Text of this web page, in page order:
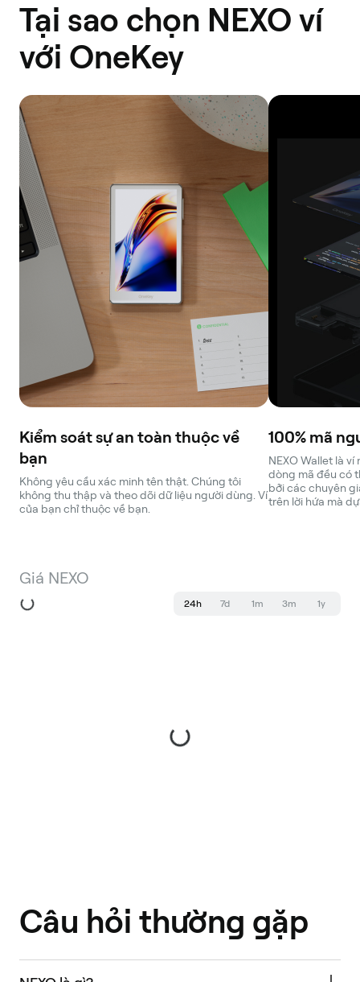
Tại sao chọn NEXO ví
với OneKey
Kiểm soát sự an toàn thuộc về
bạn
Không yêu cầu xác minh tên thật. Chúng tôi
không thu thập và theo dõi dữ liệu người dùng. Ví
của bạn chỉ thuộc về bạn.
100% mã
NEXO Wallet là
dòng mã đều có
bởi các chuyên
trên lời hứa mà
Giá NEXO
24h 7d 1m 3m 1y
Câu hỏi thường gặp